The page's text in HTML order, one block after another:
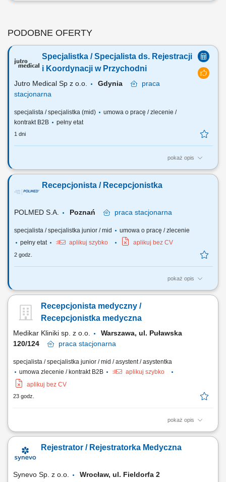
PODOBNE OFERTY
Specjalistka / Specjalista ds. Rejestracji
i Koordynacji w Przychodni
Jutro Medical Sp z o.o. Gdynia
praca
stacjonarna
specjalista / specjalistka (mid)
umowa o pracę / zlecenie /
kontrakt B2B
pełny etat
1 dni
pokaż opis
Zakres obowiązków i opis roli Poszukujemy osoby, która połączy
organizacyjnymi i liderskimi. W tej roli będziesz sercem naszej
przychodni - z jednej strony dbając o profesjonalną i empatyczną
Recepcjonista / Recepcjonistka
POLMED S.A. Poznań praca stacjonarna
specjalista / specjalistka junior / mid
umowa o pracę / zlecenie
pełny etat
aplikuj szybko aplikuj bez CV
2 godz.
pokaż opis
Twoim zadaniem będzie: pomoc recepcji zgodnie z przyjętymi
zaangażowanie w wykonywaną pracę; Umiejętność pracy zespołowej,
empatia, odporność na stres, elastyczność, samodzielność. Miłe
Recepcjonista medyczny /
Recepcjonistka medyczna
Medikar Kliniki sp. z o.o.
Warszawa, ul. Puławska
120/124
praca stacjonarna
specjalista / specjalistka junior / mid / asystent / asystentka
umowa zlecenie / kontrakt B2B
aplikuj szybko
aplikuj bez CV
23 godz.
pokaż opis
bezpośredni i telefoniczny kontakt z pacjentami, rejestracja wizyt i usług
administracyjne, obsługa systemów informatycznych, wprowadzanie
danych i dbanie o prawidłowy obieg dokumentów, sprawna obsługa
Rejestrator / Rejestratorka Medyczna
Synevo Sp. z o.o.
Wrocław, ul. Fieldorfa 2